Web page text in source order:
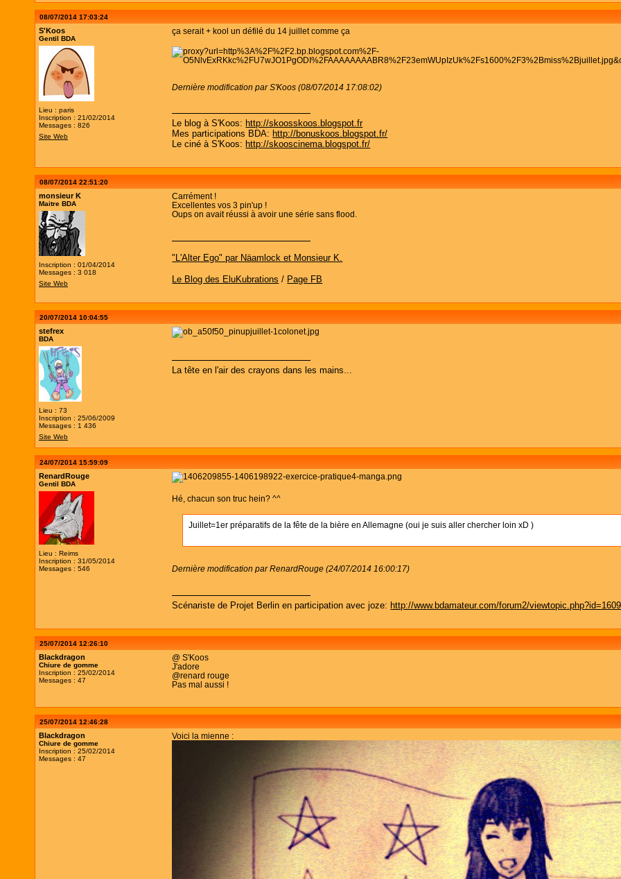
08/07/2014 17:03:24
S'Koos
Gentil BDA
Lieu : paris
Inscription : 21/02/2014
Messages : 826
Site Web
ça serait + kool un défilé du 14 juillet comme ça
Dernière modification par S'Koos (08/07/2014 17:08:02)
Le blog à S'Koos: http://skoosskoos.blogspot.fr
Mes participations BDA: http://bonuskoos.blogspot.fr/
Le ciné à S'Koos: http://skooscinema.blogspot.fr/
08/07/2014 22:51:20
monsieur K
Maitre BDA
Inscription : 01/04/2014
Messages : 3 018
Site Web
Carrément !
Excellentes vos 3 pin'up !
Oups on avait réussi à avoir une série sans flood.
"L'Alter Ego" par Näamlock et Monsieur K.
Le Blog des EluKubrations / Page FB
20/07/2014 10:04:55
stefrex
BDA
Lieu : 73
Inscription : 25/06/2009
Messages : 1 436
Site Web
La tête en l'air des crayons dans les mains...
24/07/2014 15:59:09
RenardRouge
Gentil BDA
Lieu : Reims
Inscription : 31/05/2014
Messages : 546
Hé, chacun son truc hein? ^^
Juillet=1er préparatifs de la fête de la bière en Allemagne (oui je suis aller chercher loin xD )
Dernière modification par RenardRouge (24/07/2014 16:00:17)
Scénariste de Projet Berlin en participation avec joze: http://www.bdamateur.com/forum2/
25/07/2014 12:26:10
Blackdragon
Chiure de gomme
Inscription : 25/02/2014
Messages : 47
@ S'Koos
J'adore
@renard rouge
Pas mal aussi !
25/07/2014 12:46:28
Blackdragon
Chiure de gomme
Inscription : 25/02/2014
Messages : 47
Voici la mienne :